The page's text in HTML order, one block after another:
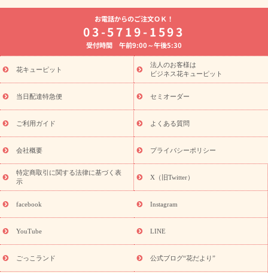
よく贈られる花
お祝いの花特集
誕生日フラワーギフト特集
8月の誕生花(トルコキキョウ)
開店・開業祝い
お供え・お悔やみ お供え・お悔やみの花
通夜・葬儀に贈る花 胡蝶蘭・花鉢
ーブドフラワー
季節のイベント
ひまわり ギフト・プレゼント
特集
お盆 花（新盆・初盆） 季節のイベント
お盆 花（新
盆・初盆）
お盆 花（新盆・初盆）
お盆・お供え 花とセットギ
フト
お盆・お供え プリザーブドフラワー
ひまわり ギフト・プ
レゼント特集
夏の花贈り・お中元・暑中見舞い 花のギフト特集
敬老の日におくる花ギフト・プレゼント特集
花ギフト・プレゼント特集
敬老の日 花のおすすめランキング
敬
老の日 花鉢植えのギフト・プレゼント特集
敬老の日 花とセットギ
フト・プレゼント特集
敬老の日の花 全てのギフト一覧
キャン
ペーン
映画『ウォーターガーディアンズ』コラボキャンペーン
「きょう誕生日なんです」キャンペーン
誕生日の花を探す
誕生日フラワーギフト 誕生日フラワーギフト特集
(トルコキキョウ)
9月の誕生花(リンドウ)
ら探す
お祝いの花特集 当日配達特急便 お祝い商品一覧
お電話からのご注文ＯＫ！
03-5719-1593
受付時間 午前9:00～午後5:30
花キューピット
法人のお客様は
ビジネス花キューピット
当日配達特急便 セミオーダー
ご利用ガイド よくある質問
会社概要 プライバシーポリシー
特定商取引に関する法律に基づく表
示
X（旧Twitter）
facebook Instagram
YouTube LINE
ごっこランド 公式ブログ“花だより”